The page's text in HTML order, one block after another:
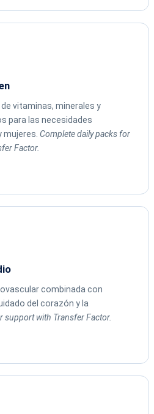
vitaminas, minerales y
para las necesidades
Complete daily packs for
Factor.
combinada con
del corazón y la
support with Transfer Factor.